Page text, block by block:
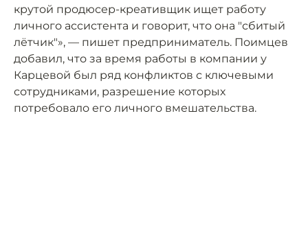
крутой продюсер-креативщик ищет работу
личного ассистента и говорит, что она "сбитый
лётчик"», — пишет предприниматель. Поимцев
добавил, что за время работы в компании у
Карцевой был ряд конфликтов с ключевыми
сотрудниками, разрешение которых
потребовало его личного вмешательства.